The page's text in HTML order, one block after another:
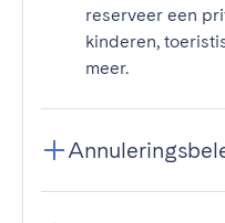
reserveer een
kinderen,
meer.